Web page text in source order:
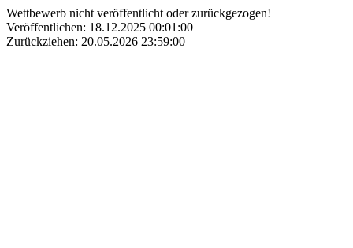
Wettbewerb nicht veröffentlicht oder zurückgezogen!
Veröffentlichen: 18.12.2025 00:01:00
Zurückziehen: 20.05.2026 23:59:00